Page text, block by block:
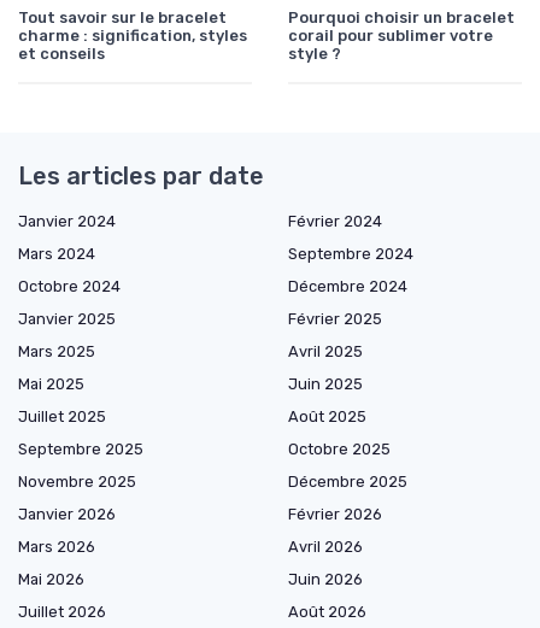
Tout savoir sur le bracelet
charme : signification, styles
et conseils
Pourquoi choisir un bracelet
corail pour sublimer votre
style ?
Les articles par date
Janvier 2024
Février 2024
Mars 2024
Septembre 2024
Octobre 2024
Décembre 2024
Janvier 2025
Février 2025
Mars 2025
Avril 2025
Mai 2025
Juin 2025
Juillet 2025
Août 2025
Septembre 2025
Octobre 2025
Novembre 2025
Décembre 2025
Janvier 2026
Février 2026
Mars 2026
Avril 2026
Mai 2026
Juin 2026
Juillet 2026
Août 2026